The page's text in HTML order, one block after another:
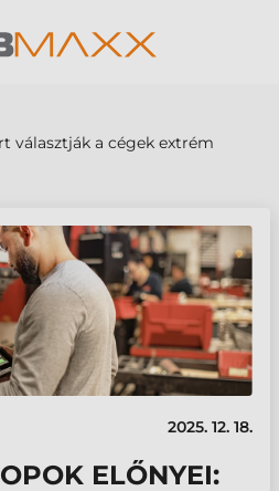
választják a cégek extrém
2025. 12. 18.
ELŐNYEI: